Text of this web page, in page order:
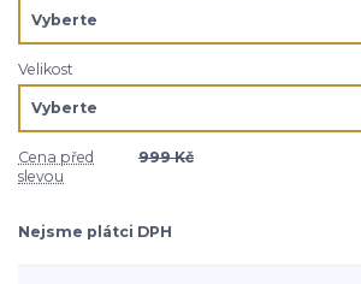
Velikost
Cena před
slevou
999 Kč
Nejsme plátci DPH